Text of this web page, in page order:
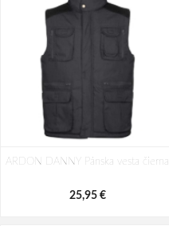
ARDON DANNY Pánska vesta čierna
25,95 €